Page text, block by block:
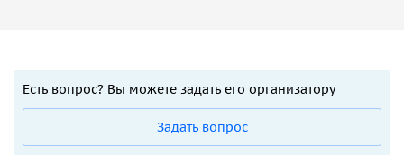
Есть вопрос? Вы можете задать его организатору
Задать вопрос